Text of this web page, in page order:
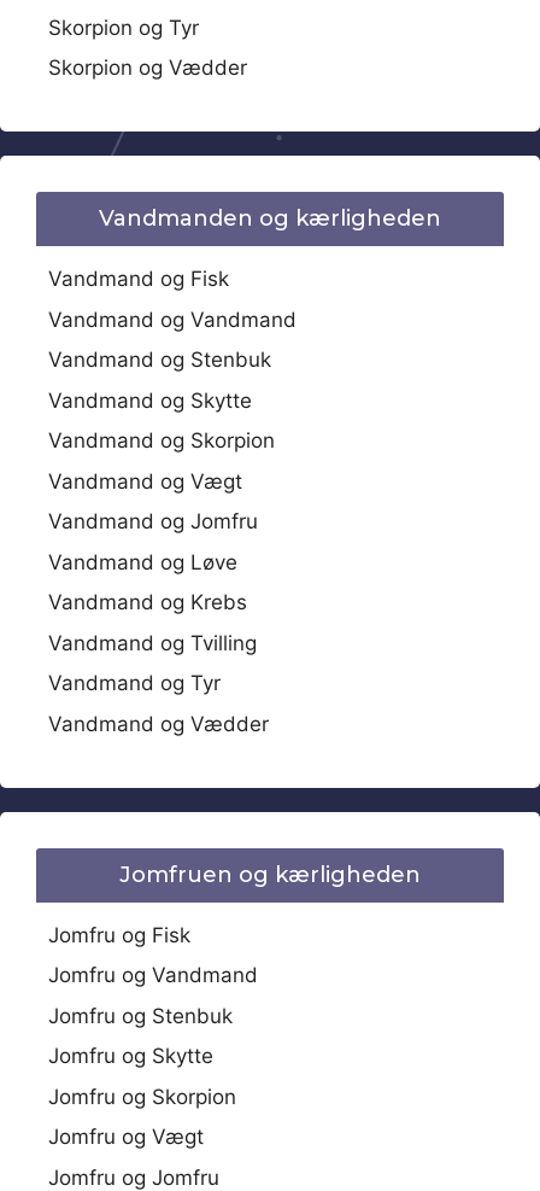
Skorpion og Tyr
Skorpion og Vædder
Vandmanden og kærligheden
Vandmand og Fisk
Vandmand og Vandmand
Vandmand og Stenbuk
Vandmand og Skytte
Vandmand og Skorpion
Vandmand og Vægt
Vandmand og Jomfru
Vandmand og Løve
Vandmand og Krebs
Vandmand og Tvilling
Vandmand og Tyr
Vandmand og Vædder
Jomfruen og kærligheden
Jomfru og Fisk
Jomfru og Vandmand
Jomfru og Stenbuk
Jomfru og Skytte
Jomfru og Skorpion
Jomfru og Vægt
Jomfru og Jomfru